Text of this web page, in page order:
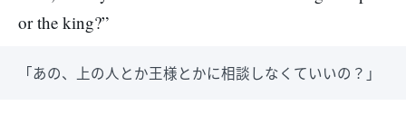
or the king?”
「あの、上の人とか王様とかに相談しなくていいの？」